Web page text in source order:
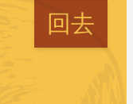
回去